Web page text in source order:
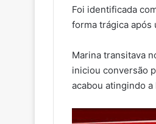
Foi identificada
forma trágica após
Marina transitava
iniciou conversão
acabou atingindo